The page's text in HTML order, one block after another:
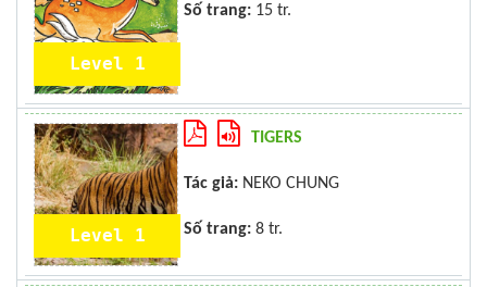
Level 1
Số trang: 15 tr.
Level 1
TIGERS
Tác giả: NEKO CHUNG
Số trang: 8 tr.